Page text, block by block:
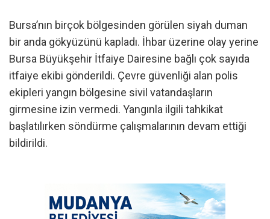
Bursa’nın birçok bölgesinden görülen siyah duman
bir anda gökyüzünü kapladı. İhbar üzerine olay yerine
Bursa Büyükşehir İtfaiye Dairesine bağlı çok sayıda
itfaiye ekibi gönderildi. Çevre güvenliği alan polis
ekipleri yangın bölgesine sivil vatandaşların
girmesine izin vermedi. Yangınla ilgili tahkikat
başlatılırken söndürme çalışmalarının devam ettiği
bildirildi.